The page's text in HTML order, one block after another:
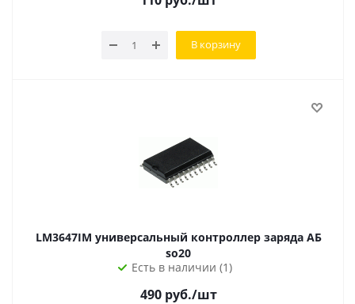
В корзину
LM3647IM универсальный контроллер заряда АБ
so20
Есть в наличии (1)
490руб./шт